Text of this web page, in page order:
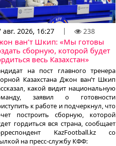
авг. 2026, 16:27 238
ван’т Шкип: «Мы готовы
сборную, которой будет
весь Казахстан»
на пост главного тренера
Казахстана Джон ван’т Шкип
какой видит национальную
заявил о готовности
к работе и подчеркнул, что
построить сборную, которой
гордиться вся страна, сообщает
KazFootball.kz со
на пресс-службу КФФ: